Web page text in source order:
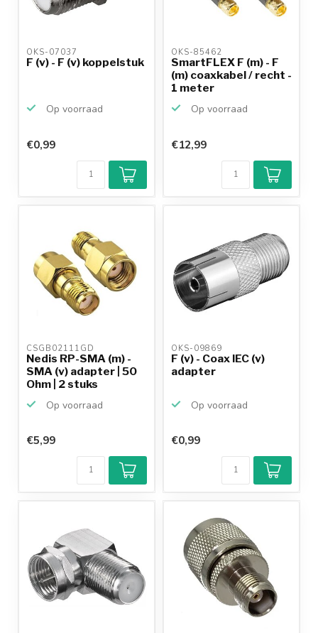
OKS-07037
F (v) - F (v) koppelstuk
Op voorraad
€0,99
OKS-85462
SmartFLEX F (m) - F
(m) coaxkabel / recht -
1 meter
Op voorraad
€12,99
CSGB02111GD
Nedis RP-SMA (m) -
SMA (v) adapter | 50
Ohm | 2 stuks
Op voorraad
€5,99
OKS-09869
F (v) - Coax IEC (v)
adapter
Op voorraad
9,2/10
Achteraf
betalen mogelijk
€0,99